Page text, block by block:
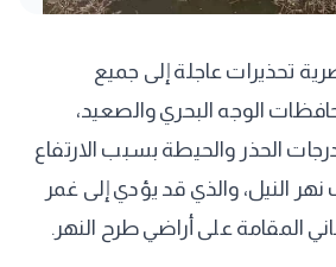
تحذيرات عاجلة إلى جميع
الوجه البحري والصعيد،
الحذر والحيطة بسبب الارتفاع
النيل، والذي قد يؤدي إلى غمر
المقامة على أراضي طرح النهر.